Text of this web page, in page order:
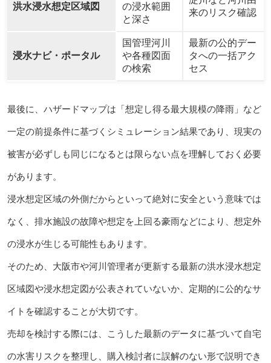
洪水浸水想定区域図
の浸水範囲
と深さ
来のリスク確認
浸水ナビ・ポータル
国管理河川
や各種図面
の検索
最新の公的デー
タへの一括アク
セス
最後に、ハザードマップは「想定し得る最大規模の降雨」など
一定の前提条件に基づくシミュレーション結果であり、現実の
被害が必ずしも同じになるとは限らない点を理解しておく必要
があります。
浸水想定区域の外側だからといって絶対に安全という意味では
なく、排水施設の故障や想定を上回る豪雨などにより、想定外
の浸水が生じる可能性もあります。
そのため、大阪市や河川管理者が更新する最新の洪水浸水想定
区域図や浸水想定図が公表されていないか、定期的に公的なサ
イトを確認することが大切です。
売却を検討する際には、こうした最新のデータに基づいて自宅
の水害リスクを整理し、購入検討者に誤解のない形で説明でき